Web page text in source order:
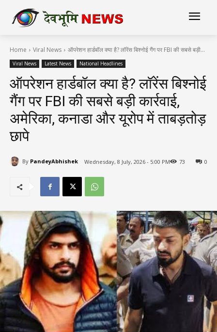
Home Viral News ऑपरेशन हार्डबॉल क्या है? लॉरेंस बिश्नोई गैंग पर FBI की सबसे बड़ी...
Viral News Latest News National Headlines
ऑपरेशन हार्डबॉल क्या है? लॉरेंस बिश्नोई
गैंग पर FBI की सबसे बड़ी कार्रवाई,
अमेरिका, कनाडा और यूरोप में ताबड़तोड़
छापे
By PandeyAbhishek Wednesday, 8 July, 2026 - 5:00 PM 0
73